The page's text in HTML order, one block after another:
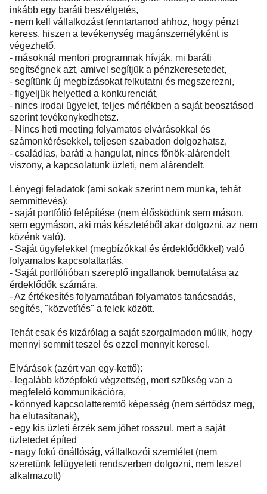
inkább egy baráti beszélgetés,
- nem kell vállalkozást fenntartanod ahhoz, hogy pénzt
keress, hiszen a tevékenység magánszemélyként is
végezhető,
- másoknál mentori programnak hívják, mi baráti
segítségnek azt, amivel segítjük a pénzkeresetedet,
- segítünk új megbízásokat felkutatni és megszerezni,
- figyeljük helyetted a konkurenciát,
- nincs irodai ügyelet, teljes mértékben a saját beosztásod
szerint tevékenykedhetsz.
- Nincs heti meeting folyamatos elvárásokkal és
számonkérésekkel, teljesen szabadon dolgozhatsz,
- családias, baráti a hangulat, nincs főnök-alárendelt
viszony, a kapcsolatunk üzleti, nem alárendelt.
Lényegi feladatok (ami sokak szerint nem munka, tehát
semmittevés):
- saját portfólió felépítése (nem élősködünk sem máson,
sem egymáson, aki más készletéből akar dolgozni, az nem
közénk való).
- Saját ügyfelekkel (megbízókkal és érdeklődőkkel) való
folyamatos kapcsolattartás.
- Saját portfólióban szereplő ingatlanok bemutatása az
érdeklődők számára.
- Az értékesítés folyamatában folyamatos tanácsadás,
segítés, "közvetítés" a felek között.
Tehát csak és kizárólag a saját szorgalmadon múlik, hogy
mennyi semmit teszel és ezzel mennyit keresel.
Elvárások (azért van egy-kettő):
- legalább középfokú végzettség, mert szükség van a
megfelelő kommunikációra,
- könnyed kapcsolatteremtő képesség (nem sértődsz meg,
ha elutasítanak),
- egy kis üzleti érzék sem jöhet rosszul, mert a saját
üzletedet építed
- nagy fokú önállóság, vállalkozói szemlélet (nem
szeretünk felügyeleti rendszerben dolgozni, nem leszel
alkalmazott)